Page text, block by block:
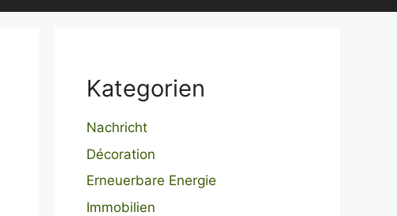
Kategorien
Nachricht
Décoration
Erneuerbare Energie
Immobilien